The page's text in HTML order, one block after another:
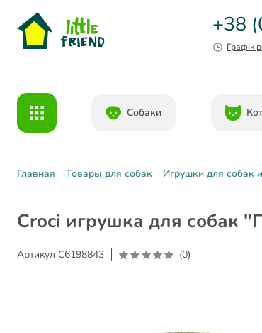
+38
Графік
Собаки
Главная Товары для собак Игрушки для собак
Croci игрушка для собак
Артикул C6198843 (0)